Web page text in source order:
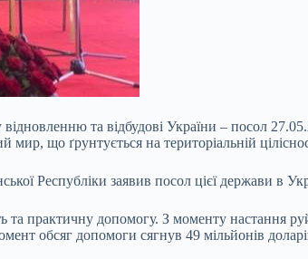
та відбудові України – посол
що ґрунтується на територіальній
Республіки заявив посол цієї держави в
та практичну допомогу. З моменту настання
обсяг допомоги сягнув 49 мільйонів